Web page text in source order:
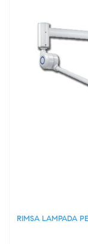
RIMSA LAMPADA